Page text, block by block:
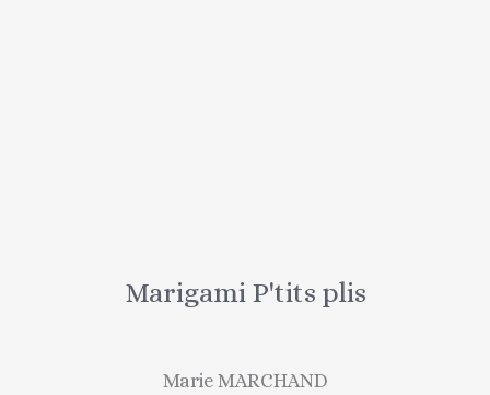
Marigami P'tits plis
Marie MARCHAND